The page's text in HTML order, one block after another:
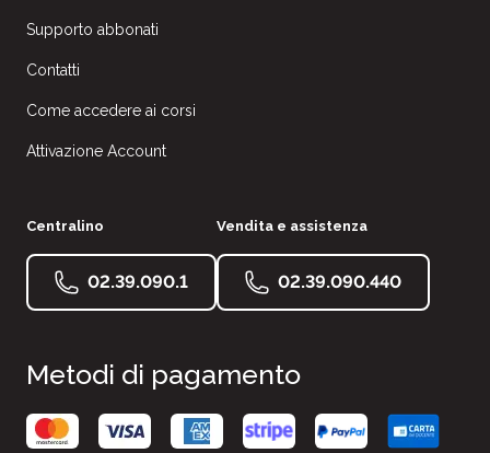
Supporto abbonati
Contatti
Come accedere ai corsi
Attivazione Account
Centralino
02.39.090.1
Vendita e assistenza
02.39.090.440
Metodi di pagamento